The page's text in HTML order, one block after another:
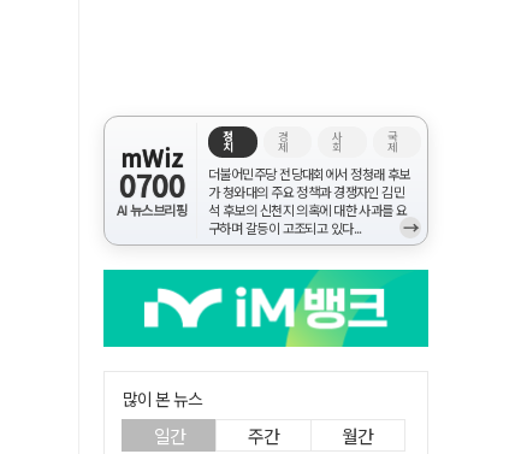
mWiz
0700
AI 뉴스브리핑
정
치
경
제
사
회
국
제
더불어민주당 전당대회에서 정청래 후보
가 청와대의 주요 정책과 경쟁자인 김민
석 후보의 신천지 의혹에 대한 사과를 요
구하며 갈등이 고조되고 있다...
→
많이 본 뉴스
일간 주간 월간